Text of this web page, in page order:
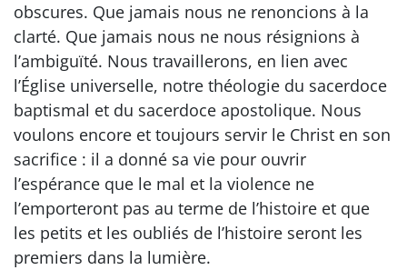
obscures. Que jamais nous ne renoncions à la
clarté. Que jamais nous ne nous résignions à
l’ambiguïté. Nous travaillerons, en lien avec
l’Église universelle, notre théologie du sacerdoce
baptismal et du sacerdoce apostolique. Nous
voulons encore et toujours servir le Christ en son
sacrifice : il a donné sa vie pour ouvrir
l’espérance que le mal et la violence ne
l’emporteront pas au terme de l’histoire et que
les petits et les oubliés de l’histoire seront les
premiers dans la lumière.